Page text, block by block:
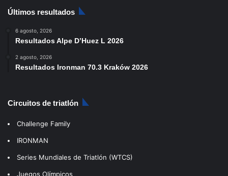
Últimos resultados
6 agosto, 2026
Resultados Alpe D’Huez L 2026
2 agosto, 2026
Resultados Ironman 70.3 Kraków 2026
Circuitos de triatlón
Challenge Family
IRONMAN
Series Mundiales de Triatlón (WTCS)
Juegos Olímpicos